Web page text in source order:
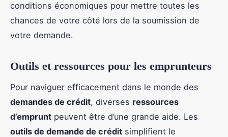
conditions économiques pour mettre toutes les
chances de votre côté lors de la soumission de
votre demande.
Outils et ressources pour les emprunteurs
Pour naviguer efficacement dans le monde des
demandes de crédit, diverses ressources
d’emprunt peuvent être d’une grande aide. Les
outils de demande de crédit simplifient le